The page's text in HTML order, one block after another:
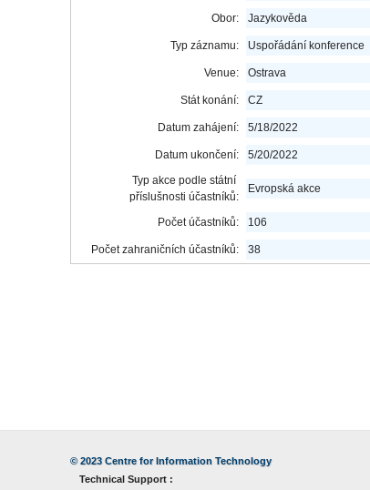
Obor: Jazykověda
Typ záznamu: Uspořádání konference
Venue: Ostrava
Stát konání: CZ
Datum zahájení: 5/18/2022
Datum ukončení:
5/20/2022
Typ akce podle státní
příslušnosti účastníků:
Evropská akce
Počet účastníků: 106
Počet zahraničních účastníků: 38
© 2023Centre for Information Technology
Technical Support :